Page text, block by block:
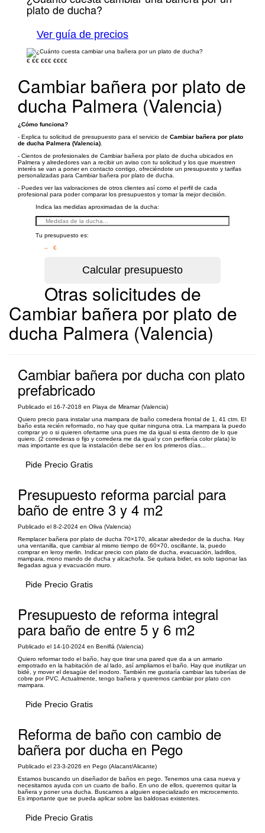
plato de ducha?
Ver guía de precios
€ €€ €€€ €€€€
Cambiar bañera por plato de
ducha Palmera (Valencia)
¿Cómo funciona?
- Explica tu solicitud de presupuesto para el servicio de Cambiar bañera por plato
de ducha Palmera (Valencia)
- Cientos de profesionales de Cambiar bañera por plato de ducha ubicados en
Palmera y alrededores van a recibir un aviso con tu solicitud y los que muestren
interés se van a poner en contacto contigo, ofreciéndote un presupuesto y tarifas
personalizadas para Cambiar bañera por plato de ducha.
- Puedes ver las valoraciones de otros clientes así como el perfil de cada
profesional para poder comparar los presupuestos y tomar la mejor decisión.
Indica las medidas aproximadas de la ducha:
Tu presupuesto es:
– €
Otras solicitudes de
Cambiar bañera por plato de
ducha Palmera (Valencia)
Cambiar bañera por ducha con plato
prefabricado
Publicado el 16-7-2018 en Playa de Miramar (Valencia)
Quiero precio para instalar una mampara de baño corredera frontal de 1, 41 ctm. El
baño esta recién reformado, no hay que quitar ninguna otra. La mampara la puedo
comprar yo o si quieren ofertarme una pues me da igual si esta dentro de lo que
quiero. (2 correderas o fijo y corredera me da igual y con perfilería color plata) lo
mas importante es que la instalación debe ser en los primeros días...
Pide Precio Gratis
Presupuesto reforma parcial para
baño de entre 3 y 4 m2
Publicado el 8-2-2024 en Oliva (Valencia)
Remplacer bañera por plato de ducha 70×170, alicatar alrededor de la ducha. Hay
una ventanilla, que cambiar al mismo tiempo de 60×70, oscillante, la, puedo
comprar en leroy merlin. Indicar precio con plato de ducha, evacuación, ladrillos,
mampara, mono mando de ducha y alcachofa. Se quitara bidet, es solo taponar las
llegadas agua y evacuación muro.
Pide Precio Gratis
Presupuesto de reforma integral
para baño de entre 5 y 6 m2
Publicado el 14-10-2024 en Beniflá (Valencia)
Quiero reformar todo el baño, hay que tirar una pared que da a un armario
empotrado en la habitación de al lado, así ampliamos el baño. Hay que inutilizar un
bidé, y mover el desagüe del inodoro. También me gustaría cambiar las tuberías de
cobre por PVC. Actualmente, tengo bañera y queremos cambiar por plato con
mampara.
Pide Precio Gratis
Reforma de baño con cambio de
bañera por ducha en Pego
Publicado el 23-3-2026 en Pego (Alacant/Alicante)
Estamos buscando un diseñador de baños en pego. Tenemos una casa nueva y
necesitamos ayuda con un cuarto de baño. En uno de ellos, queremos quitar la
bañera y poner una ducha. Buscamos a alguien especializado en microcemento.
Es importante que se pueda aplicar sobre las baldosas existentes.
Pide Precio Gratis